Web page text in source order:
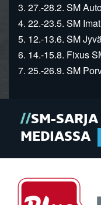
3. 27.-28.2. SM
4. 22.-23.5. SM
5. 12.-13.6. SM
6. 14.-15.8. Fixus
7. 25.-26.9. SM
SM-
MEDIASSA